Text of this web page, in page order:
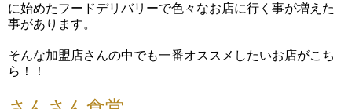
に始めたフードデリバリーで色々なお店に行く事が増えた
事があります。
そんな加盟店さんの中でも一番オススメしたいお店がこち
ら！！